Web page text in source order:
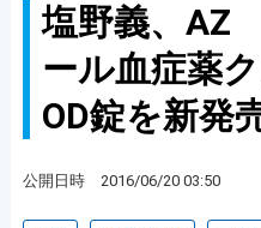
塩野義、AZ
ール血症薬
OD錠を新発
公開日時 2016/06/20 03:50